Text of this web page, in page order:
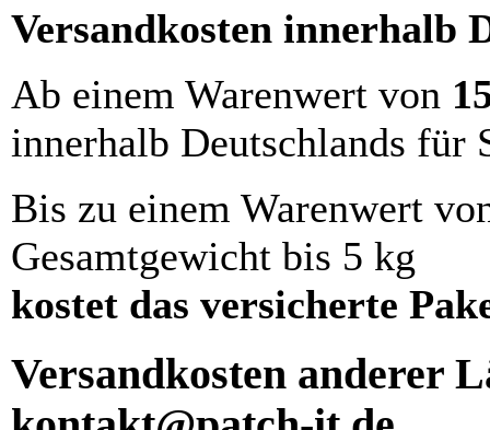
Versandkosten innerhalb
Ab einem Warenwert von
innerhalb Deutschlands für
Bis zu einem Warenwert
Gesamtgewicht bis 5 kg
kostet das versicherte
Versandkosten anderer